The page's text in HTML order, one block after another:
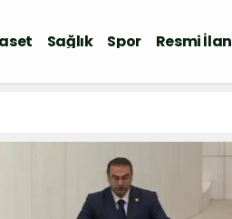
Sağlık Spor Resmi İlan